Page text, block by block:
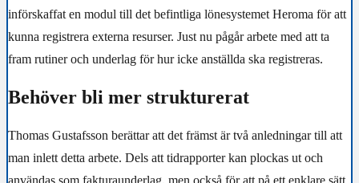
införskaffat en modul till det befintliga lönesystemet Heroma för att
kunna registrera externa resurser. Just nu pågår arbete med att ta
fram rutiner och underlag för hur icke anställda ska registreras.
Behöver bli mer strukturerat
Thomas Gustafsson berättar att det främst är två anledningar till att
man inlett detta arbete. Dels att tidrapporter kan plockas ut och